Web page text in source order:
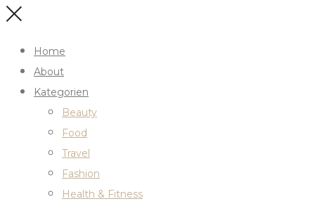
Home
About
Kategorien
Beauty
Food
Travel
Fashion
Health & Fitness